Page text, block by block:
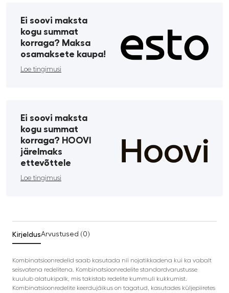
Ei soovi maksta
kogu summat
korraga? Maksa
osamaksete kaupa!
Loe tingimusi
Ei soovi maksta
kogu summat
korraga? HOOVI
järelmaks
ettevõttele
Loe tingimusi
KirjeldusArvustused (0)
Kombinatsioonredelid saab kasutada nii nojatikkadena kui ka vabalt
seisvatena redelitena. Kombinatsioonredelite standardvarustusse
kuulub alatukipalk, mis takistab redelite kummuli kukkumist.
Kombinatsioonredelite keerdujäikus on tagatud, kasutades küljepiiretes